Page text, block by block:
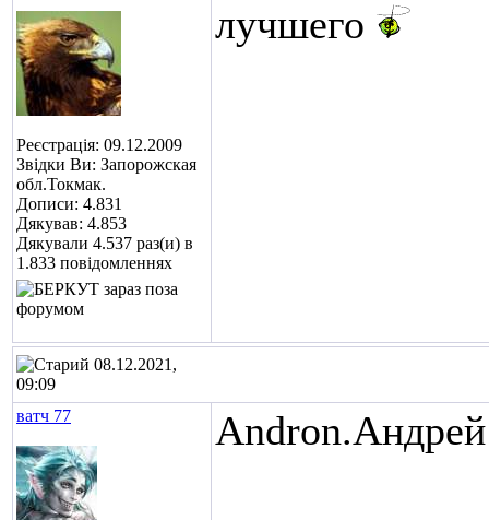
Реєстрація: 09.12.2009
Звідки Ви: Запорожская
обл.Токмак.
Дописи: 4.831
Дякував: 4.853
Дякували 4.537 раз(и) в
1.833 повідомленнях
лучшего
08.12.2021,
09:09
ватч 77